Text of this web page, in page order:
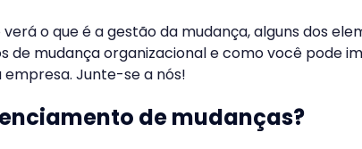
o que é a gestão da mudança, alguns dos
de mudança organizacional e como você pode
Junte-se a nós!
de mudanças?